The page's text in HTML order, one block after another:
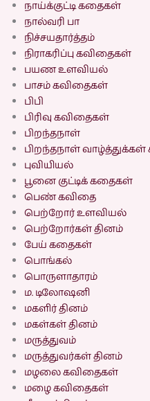
நாய்க்குட்டி கதைகள்
நால்வரி பா
நிச்சயதார்த்தம்
நிராகரிப்பு கவிதைகள்
பயண உளவியல்
பாசம் கவிதைகள்
பிபி
பிரிவு கவிதைகள்
பிறந்தநாள்
பிறந்தநாள்
புவியியல்
பூனை குட்டிக் கதைகள்
பெண் கவிதை
பெற்றோர் உளவியல்
பெற்றோர்கள் தினம்
பேய் கதைகள்
பொங்கல்
பொருளாதாரம்
ம. டிலோஷனி
மகளிர் தினம்
மகள்கள் தினம்
மருத்துவம்
மருத்துவர்கள் தினம்
மழலை கவிதைகள்
மழை கவிதைகள்